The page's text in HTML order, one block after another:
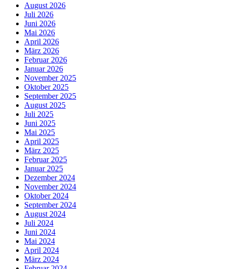
August 2026
Juli 2026
Juni 2026
Mai 2026
April 2026
März 2026
Februar 2026
Januar 2026
November 2025
Oktober 2025
September 2025
August 2025
Juli 2025
Juni 2025
Mai 2025
April 2025
März 2025
Februar 2025
Januar 2025
Dezember 2024
November 2024
Oktober 2024
September 2024
August 2024
Juli 2024
Juni 2024
Mai 2024
April 2024
März 2024